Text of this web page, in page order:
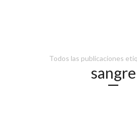
Todos las publicaciones
sangre